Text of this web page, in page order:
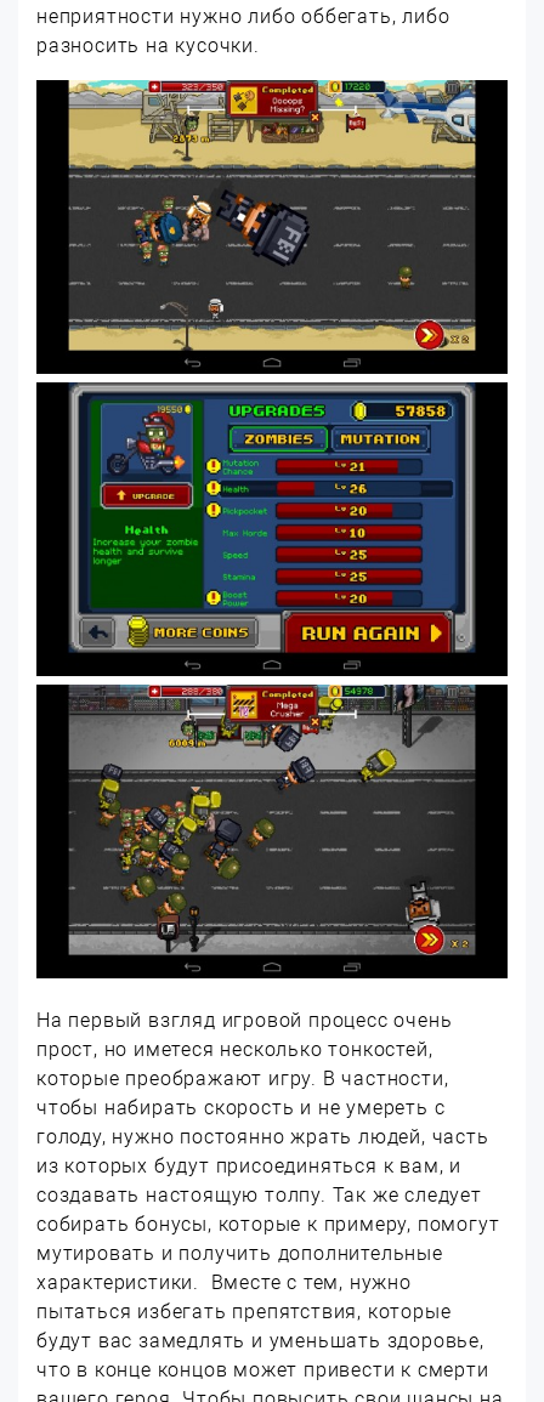
неприятности нужно либо оббегать, либо
разносить на кусочки.
На первый взгляд игровой процесс очень
прост, но иметеся несколько тонкостей,
которые преображают игру. В частности,
чтобы набирать скорость и не умереть с
голоду, нужно постоянно жрать людей, часть
из которых будут присоединяться к вам, и
создавать настоящую толпу. Так же следует
собирать бонусы, которые к примеру, помогут
мутировать и получить дополнительные
характеристики. Вместе с тем, нужно
пытаться избегать препятствия, которые
будут вас замедлять и уменьшать здоровье,
что в конце концов может привести к смерти